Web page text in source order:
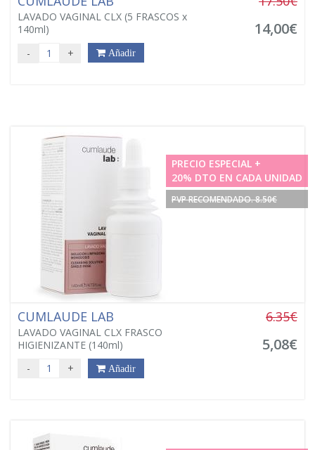
LAVADO VAGINAL CLX (5 FRASCOS x
140ml)
14,00€
- + Añadir
PRECIO ESPECIAL +
20% DTO EN CADA UNIDAD
PVP RECOMENDADO. 8.50€
CUMLAUDE LAB
LAVADO VAGINAL CLX FRASCO
HIGIENIZANTE (140ml)
6.35€
5,08€
- + Añadir